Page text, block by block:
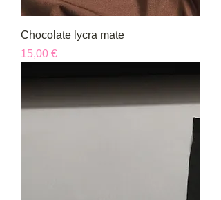
Chocolate lycra mate
Precio
15,00 €